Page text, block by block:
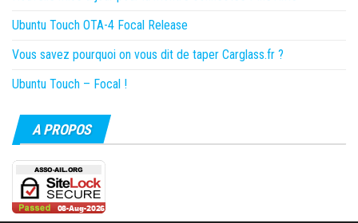
Ubuntu Touch OTA-4 Focal Release
Vous savez pourquoi on vous dit de taper Carglass.fr ?
Ubuntu Touch – Focal !
A PROPOS